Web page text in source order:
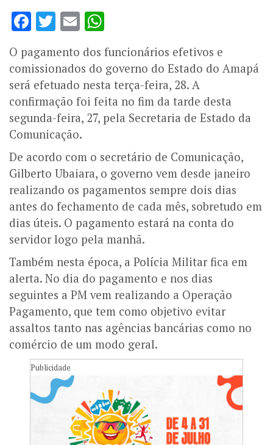
Facebook
Twitter
Email
O pagamento dos funcionários efetivos e
comissionados do governo do Estado do Amapá
será efetuado nesta terça-feira, 28. A
confirmação foi feita no fim da tarde desta
segunda-feira, 27, pela Secretaria de Estado da
Comunicação.
De acordo com o secretário de Comunicação,
Gilberto Ubaiara, o governo vem desde janeiro
realizando os pagamentos sempre dois dias
antes do fechamento de cada mês, sobretudo em
dias úteis. O pagamento estará na conta do
servidor logo pela manhã.
Também nesta época, a Polícia Militar fica em
alerta. No dia do pagamento e nos dias
seguintes a PM vem realizando a Operação
Pagamento, que tem como objetivo evitar
assaltos tanto nas agências bancárias como no
comércio de um modo geral.
Publicidade